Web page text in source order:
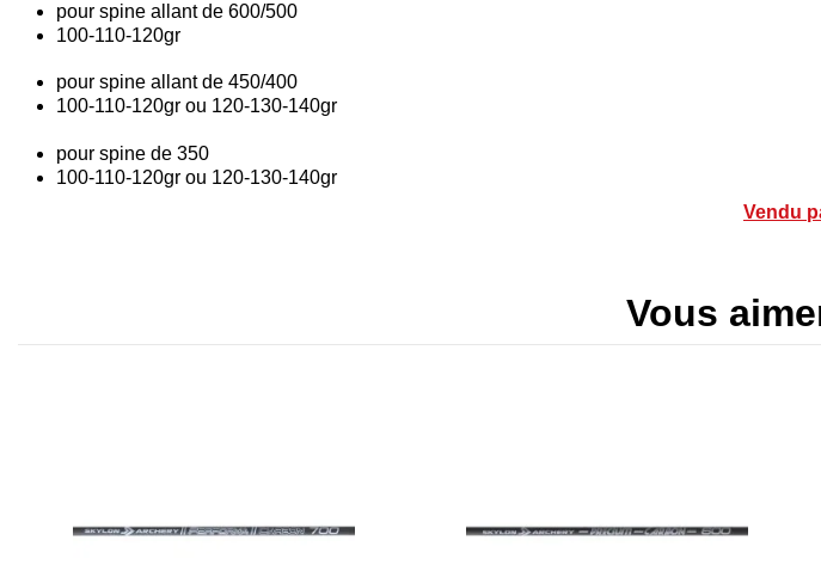
pour spine allant de 600/500
100-110-120gr
pour spine allant de 450/400
100-110-120gr ou 120-130-140gr
pour spine de 350
100-110-120gr ou 120-130-140gr
Vendu
Vous